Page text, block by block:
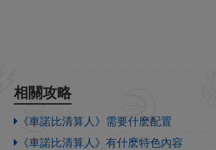
相關攻略
《車諾比清算人》需要什麽配置
《車諾比清算人》有什麽特色內容